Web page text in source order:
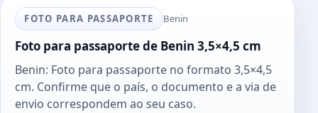
FOTO PARA PASSAPORTE Benin
Foto para passaporte de Benin 3,5×4,5 cm
Benin: Foto para passaporte no formato 3,5×4,5
cm. Confirme que o país, o documento e a via de
envio correspondem ao seu caso.